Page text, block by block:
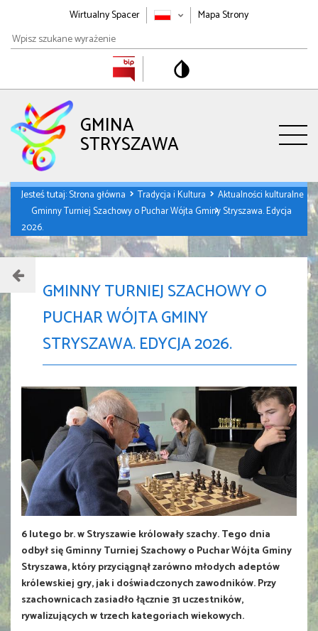
Wirtualny Spacer
Mapa Strony
Wpisz
szukane
GMINA
STRYSZAWA
Jesteś tutaj:Strona główna Tradycja i Kultura
Aktualności kulturalne
Gminny Turniej Szachowy o Puchar Wójta Gminy Stryszawa. Edycja
2026.
GMINNY TURNIEJ SZACHOWY O
PUCHAR WÓJTA GMINY
STRYSZAWA. EDYCJA 2026.
6 lutego br. w Stryszawie królowały szachy. Tego dnia
odbył się Gminny Turniej Szachowy o Puchar Wójta Gminy
Stryszawa, który przyciągnął zarówno młodych adeptów
królewskiej gry, jak i doświadczonych zawodników. Przy
szachownicach zasiadło łącznie 31 uczestników,
rywalizujących w trzech kategoriach wiekowych.